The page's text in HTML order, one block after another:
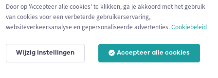
2 km
Door op 'Accepteer alle cookies' te klikken, ga je akkoord met het gebruik
van cookies voor een verbeterde gebruikerservaring,
websiteverkeersanalyse en gepersonaliseerde advertenties.Cookiebeleid
Wijzig instellingen Accepteer alle cookies